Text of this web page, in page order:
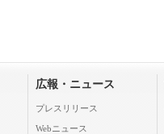
広報・ニュース
プレスリリース
Webニュース